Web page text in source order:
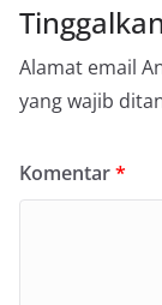
Alamat email
yang wajib
Komentar*